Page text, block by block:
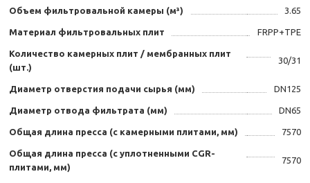
Объем фильтровальной камеры (м³) 3.65
Материал фильтровальных плит FRPP+TPE
Количество камерных плит / мембранных плит
(шт.)
30/31
Диаметр отверстия подачи сырья (мм) DN125
Диаметр отвода фильтрата (мм) DN65
Общая длина пресса (с камерными плитами, мм) 7570
Общая длина пресса (с уплотненными CGR-
плитами, мм)
7570